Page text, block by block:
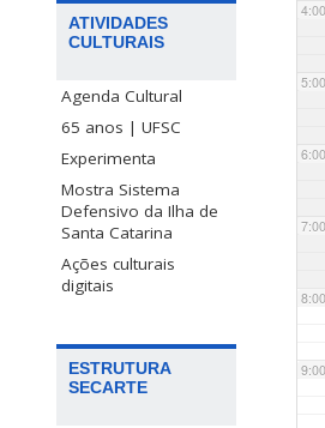
ATIVIDADES
CULTURAIS
Agenda Cultural
65 anos | UFSC
Experimenta
Mostra Sistema
Defensivo da Ilha de
Santa Catarina
Ações culturais
digitais
ESTRUTURA
SECARTE
4:00
5:00
6:00
7:00
8:00
9:00